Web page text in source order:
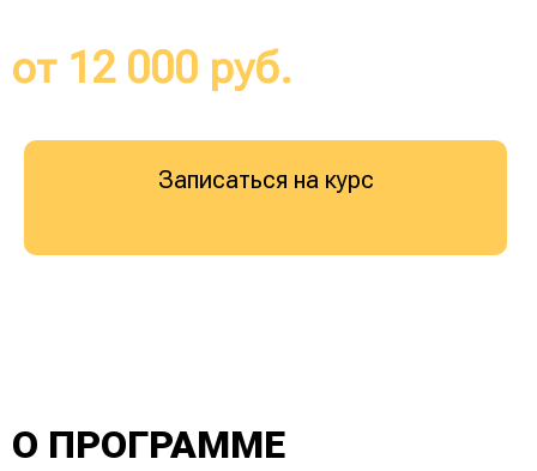
от 12 000 руб.
Записаться на курс
О ПРОГРАММЕ